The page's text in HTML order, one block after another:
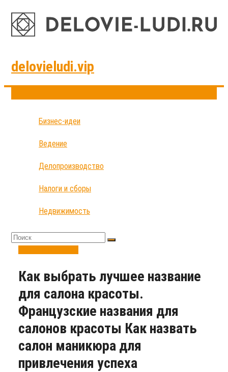
delovieludi.vip
Бизнес-идеи
Ведение
Делопроизводство
Налоги и сборы
Недвижимость
Как выбрать лучшее название
для салона красоты.
Французские названия для
салонов красоты Как назвать
салон маникюра для
привлечения успеха